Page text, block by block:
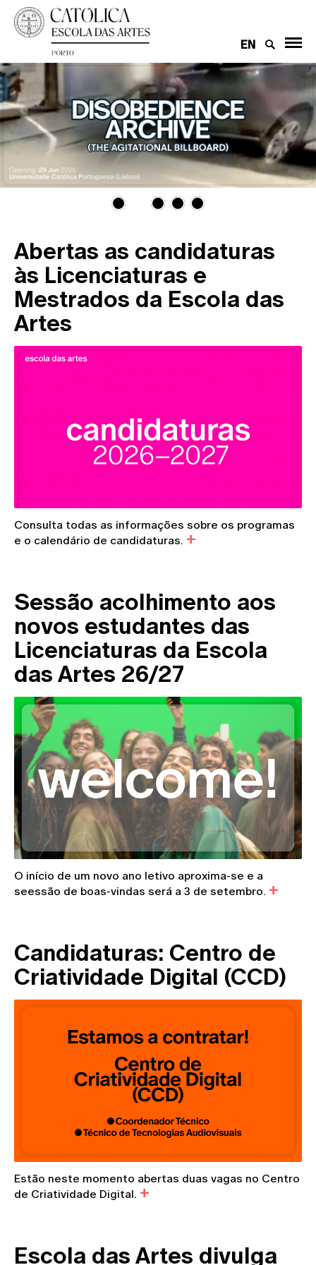
EN
Abertas as candidaturas
às Licenciaturas e
Mestrados da Escola das
Artes
Consulta todas as informações sobre os programas
e o calendário de candidaturas.
Sessão acolhimento aos
novos estudantes das
Licenciaturas da Escola
das Artes 26/27
O início de um novo ano letivo aproxima-se e a
seessão de boas-vindas será a 3 de setembro.
Candidaturas: Centro de
Criatividade Digital (CCD)
Estão neste momento abertas duas vagas no Centro
de Criatividade Digital.
Escola das Artes divulga